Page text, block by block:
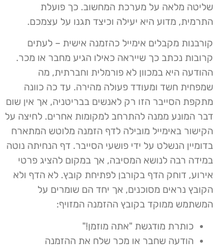
שליטה מלאה על מערכת המחשוב. כך פועלת
התרמית, מדוע היא יעילה וכיצד תגנו על עצמכם.
קורבנות מקבלים אימייל כהזמנה אישית – לעתים
קרובות נכתב כך שייראה כאילו הגיע מחבר או מכר.
ההודעה היא במכוון לא פורמלית וחברתית, מה
שמפחית חשד ומעודד פעולה מהירה. עד כה כוונה
מתקפת הסייבר הזו רק לאנשים בבריטניה, אך אין שום
דבר המונע ממנה להתרחב למקומות אחרים. לחיצה על
הקישור באימייל מובילה לדף הזמנה מלוטש המתארח
בדומיין הנשלט על ידי פושעי הסייבר. דף הנחיתה נוטה
במידה רבה לנושא המסיבה, אך במקום להציג פרטי
אירוע, דוחק הדף בקורבן לפתיחת קובץ. לא הדף ולא
הקובץ נראים מסוכנים, אך יחד הם שומרים על
המשתמש ממוקד בקובץ ההזמנה המזויף:
כותרת מודגשת "אתה מוזמן!"
הודעה שחבר או מכר שלח את ההזמנה